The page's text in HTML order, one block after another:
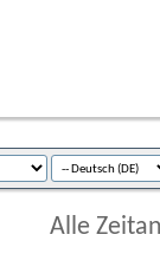
Alle